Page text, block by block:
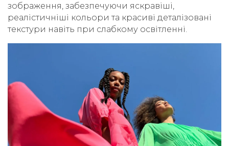
зображення, забезпечуючи яскравіші,
реалістичніші кольори та красиві деталізовані
текстури навіть при слабкому освітленні.